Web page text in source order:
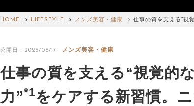
HOME LIFESTYLE メンズ美容・健康 仕事の質を支える“視
公開日：2026/06/17 メンズ美容・健康
仕事の質を支える“視覚的
力”*1をケアする新習慣。